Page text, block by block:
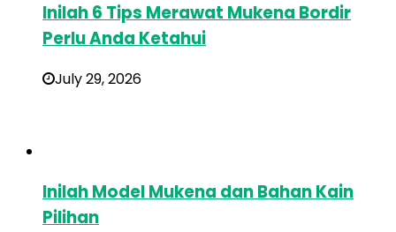
Inilah 6 Tips Merawat Mukena Bordir
Perlu Anda Ketahui
July 29, 2026
Inilah Model Mukena dan Bahan Kain
Pilihan